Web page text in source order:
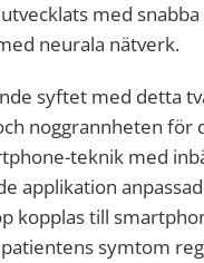
med
neurala nätverk.
syftet med detta
noggrannheten
teknik med
applikation
kopplas till
symtom